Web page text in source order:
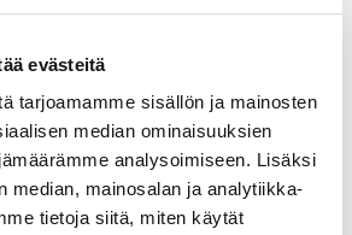
evästeitä
tarjoamamme sisällön ja mainosten
median ominaisuuksien
analysoimiseen. Lisäksi
median, mainosalan ja analytiikka-
tietoja siitä, miten käytät